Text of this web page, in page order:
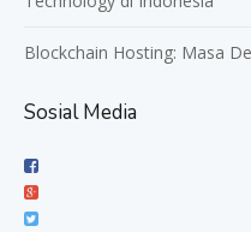
Blockchain Hosting: Masa
Sosial Media